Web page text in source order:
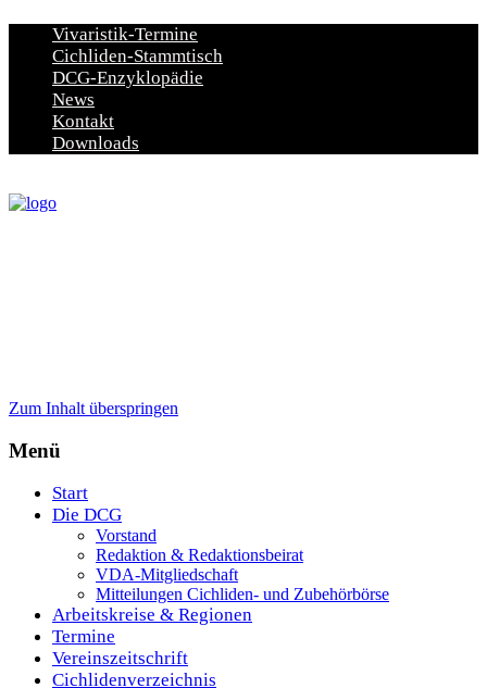
Vivaristik-Termine
Cichliden-Stammtisch
DCG-Enzyklopädie
News
Kontakt
Downloads
Zum Inhalt überspringen
Menü
Start
Die DCG
Vorstand
Redaktion & Redaktionsbeirat
VDA-Mitgliedschaft
Mitteilungen Cichliden- und Zubehörbörse
Arbeitskreise & Regionen
Termine
Vereinszeitschrift
Cichlidenverzeichnis